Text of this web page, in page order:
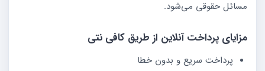
مسائل حقوقی می‌شود.
مزایای پرداخت آنلاین از طریق کافی نتی
پرداخت سریع و بدون خطا